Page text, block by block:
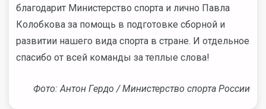
благодарит Министерство спорта и лично Павла
Колобкова за помощь в подготовке сборной и
развитии нашего вида спорта в стране. И отдельное
спасибо от всей команды за теплые слова!
Фото: Антон Гердо / Министерство спорта России